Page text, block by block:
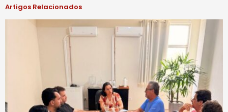
Artigos Relacionados